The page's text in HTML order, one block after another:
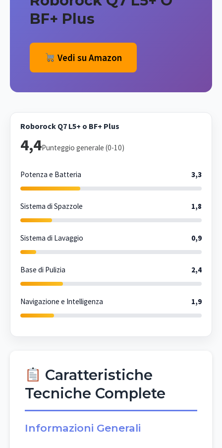
BF+ Plus
Vedi su Amazon
Roborock Q7 L5+ o BF+ Plus
4,4Punteggio generale (0-10)
Potenza e Batteria 3,3
Sistema di Spazzole 1,8
Sistema di Lavaggio 0,9
Base di Pulizia 2,4
Navigazione e Intelligenza 1,9
Caratteristiche
Tecniche Complete
Informazioni Generali